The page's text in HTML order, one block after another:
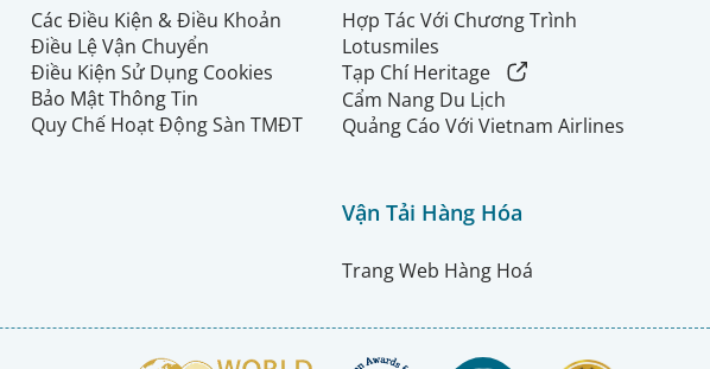
Các Điều Kiện & Điều Khoản
Điều Lệ Vận Chuyển
Điều Kiện Sử Dụng Cookies
Bảo Mật Thông Tin
Quy Chế Hoạt Động Sàn TMĐT
Hợp Tác Với Chương Trình
Lotusmiles
Tạp Chí Heritage
Cẩm Nang Du Lịch
Quảng Cáo Với Vietnam Airlines
Vận Tải Hàng Hóa
Trang Web Hàng Hoá